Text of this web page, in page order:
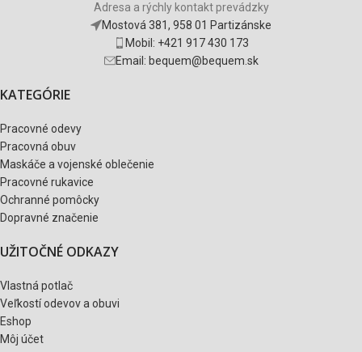
Adresa a rýchly kontakt prevádzky
Mostová 381, 958 01 Partizánske
Mobil: +421 917 430 173
Email: bequem@bequem.sk
KATEGÓRIE
Pracovné odevy
Pracovná obuv
Maskáče a vojenské oblečenie
Pracovné rukavice
Ochranné pomôcky
Dopravné značenie
UŽITOČNÉ ODKAZY
Vlastná potlač
Veľkostí odevov a obuvi
Eshop
Môj účet